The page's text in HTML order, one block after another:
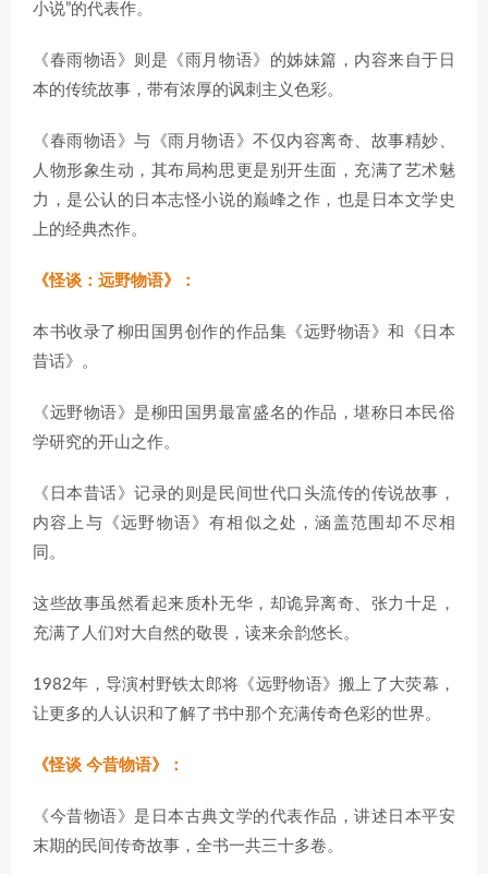
小说”的代表作。
《春雨物语》则是《雨月物语》的姊妹篇，内容来自于日
本的传统故事，带有浓厚的讽刺主义色彩。
《春雨物语》与《雨月物语》不仅内容离奇、故事精妙、
人物形象生动，其布局构思更是别开生面，充满了艺术魅
力，是公认的日本志怪小说的巅峰之作，也是日本文学史
上的经典杰作。
《怪谈：远野物语》：
本书收录了柳田国男创作的作品集《远野物语》和《日本
昔话》。
《远野物语》是柳田国男最富盛名的作品，堪称日本民俗
学研究的开山之作。
《日本昔话》记录的则是民间世代口头流传的传说故事，
内容上与《远野物语》有相似之处，涵盖范围却不尽相
同。
这些故事虽然看起来质朴无华，却诡异离奇、张力十足，
充满了人们对大自然的敬畏，读来余韵悠长。
1982年，导演村野铁太郎将《远野物语》搬上了大荧幕，
让更多的人认识和了解了书中那个充满传奇色彩的世界。
《怪谈 今昔物语》：
《今昔物语》是日本古典文学的代表作品，讲述日本平安
末期的民间传奇故事，全书一共三十多卷。